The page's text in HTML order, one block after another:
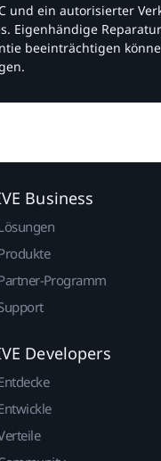
und ein autorisierter
Eigenhändige
beeinträchtigen
Business
Programm
Developers